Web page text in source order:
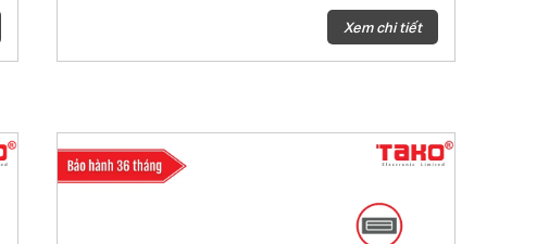
- Hiển thị đa phương tiện độ nét cực cao: Kết nối với màn
hình ngoài thông qua cổng HDMI 4K@60Hz để có trải
nghiệm độ nét cực cao tuyệt đẹp.
Chromebook, máy tính xách tay hoặc máy tính để bàn của
bạn.
- SD & microSD UHS-I: Dễ dàng truyền dữ liệu trong thẻ SD
liền mạch với khả năng đọc/ghi đồng thời trên cả thẻ
Xem chi tiết